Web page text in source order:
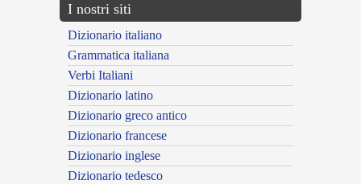
I nostri siti
Dizionario italiano
Grammatica italiana
Verbi Italiani
Dizionario latino
Dizionario greco antico
Dizionario francese
Dizionario inglese
Dizionario tedesco